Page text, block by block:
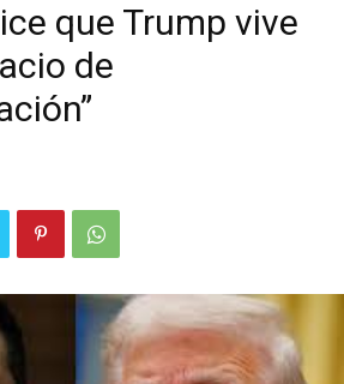
que Trump vive
de